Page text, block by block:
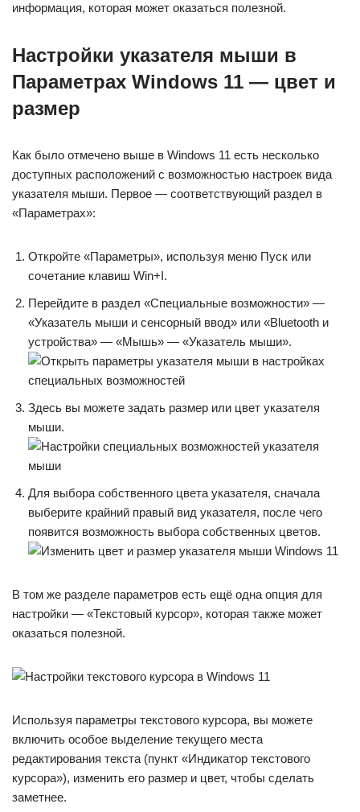
информация, которая может оказаться полезной.
Настройки указателя мыши в
Параметрах Windows 11 — цвет и
размер
Как было отмечено выше в Windows 11 есть несколько
доступных расположений с возможностью настроек вида
указателя мыши. Первое — соответствующий раздел в
«Параметрах»:
Откройте «Параметры», используя меню Пуск или
сочетание клавиш Win+I.
Перейдите в раздел «Специальные возможности» —
«Указатель мыши и сенсорный ввод» или «Bluetooth и
устройства» — «Мышь» — «Указатель мыши».
Здесь вы можете задать размер или цвет указателя
мыши.
Для выбора собственного цвета указателя, сначала
выберите крайний правый вид указателя, после чего
появится возможность выбора собственных цветов.
В том же разделе параметров есть ещё одна опция для
настройки — «Текстовый курсор», которая также может
оказаться полезной.
Используя параметры текстового курсора, вы можете
включить особое выделение текущего места
редактирования текста (пункт «Индикатор текстового
курсора»), изменить его размер и цвет, чтобы сделать
заметнее.